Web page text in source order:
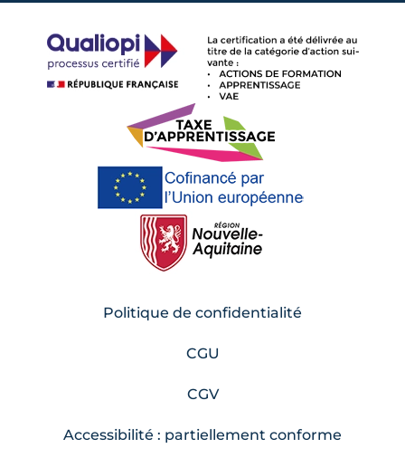
Politique de confidentialité
CGU
CGV
Accessibilité : partiellement conforme